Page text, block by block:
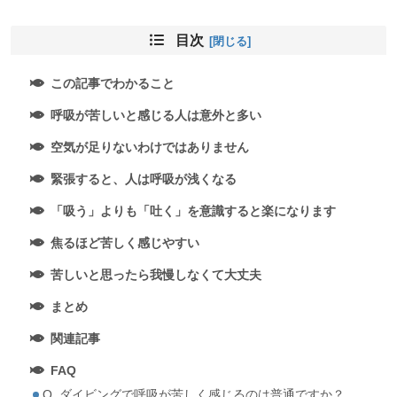
目次
この記事でわかること
呼吸が苦しいと感じる人は意外と多い
空気が足りないわけではありません
緊張すると、人は呼吸が浅くなる
「吸う」よりも「吐く」を意識すると楽になります
焦るほど苦しく感じやすい
苦しいと思ったら我慢しなくて大丈夫
まとめ
関連記事
FAQ